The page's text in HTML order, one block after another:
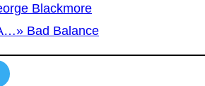
Blackmore
Bad Balance